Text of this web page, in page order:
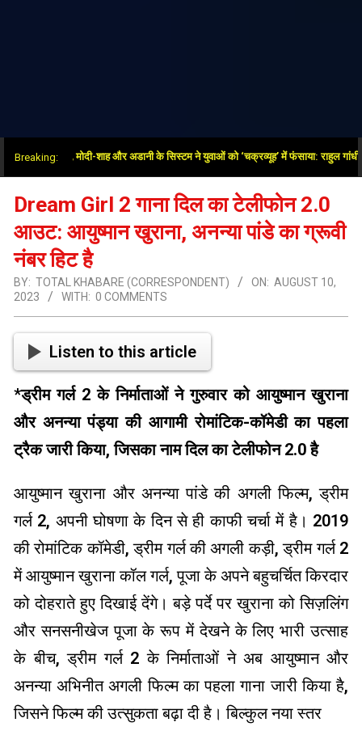
Breaking:मोदी-शाह और अडानी के सिस्टम ने युवाओं को ‘चक्रव्यूह’ में फंसाया: राहुल गांधी
Dream Girl 2 गाना दिल का टेलीफोन 2.0
आउट: आयुष्मान खुराना, अनन्या पांडे का ग्रूवी
नंबर हिट है
BY: TOTAL KHABARE (CORRESPONDENT) ON: AUGUST 10,
2023
WITH: 0 COMMENTS
Listen to this article
*ड्रीम गर्ल 2 के निर्माताओं ने गुरुवार को आयुष्मान खुराना
और अनन्या पंड्या की आगामी रोमांटिक-कॉमेडी का पहला
ट्रैक जारी किया, जिसका नाम दिल का टेलीफोन 2.0 है
आयुष्मान खुराना और अनन्या पांडे की अगली फिल्म, ड्रीम
गर्ल 2, अपनी घोषणा के दिन से ही काफी चर्चा में है। 2019
की रोमांटिक कॉमेडी, ड्रीम गर्ल की अगली कड़ी, ड्रीम गर्ल 2
में आयुष्मान खुराना कॉल गर्ल, पूजा के अपने बहुचर्चित किरदार
को दोहराते हुए दिखाई देंगे। बड़े पर्दे पर खुराना को सिज़लिंग
और सनसनीखेज पूजा के रूप में देखने के लिए भारी उत्साह
के बीच, ड्रीम गर्ल 2 के निर्माताओं ने अब आयुष्मान और
अनन्या अभिनीत अगली फिल्म का पहला गाना जारी किया है,
जिसने फिल्म की उत्सुकता बढ़ा दी है। बिल्कुल नया स्तर